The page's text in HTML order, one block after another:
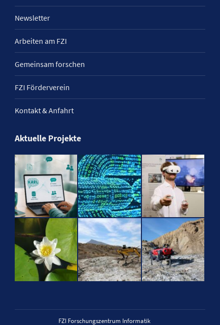
Newsletter
Arbeiten am FZI
Gemeinsam forschen
FZI Förderverein
Kontakt & Anfahrt
Aktuelle Projekte
FZI Forschungszentrum Informatik